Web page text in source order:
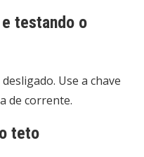
testando o
Use a chave
de corrente.
teto